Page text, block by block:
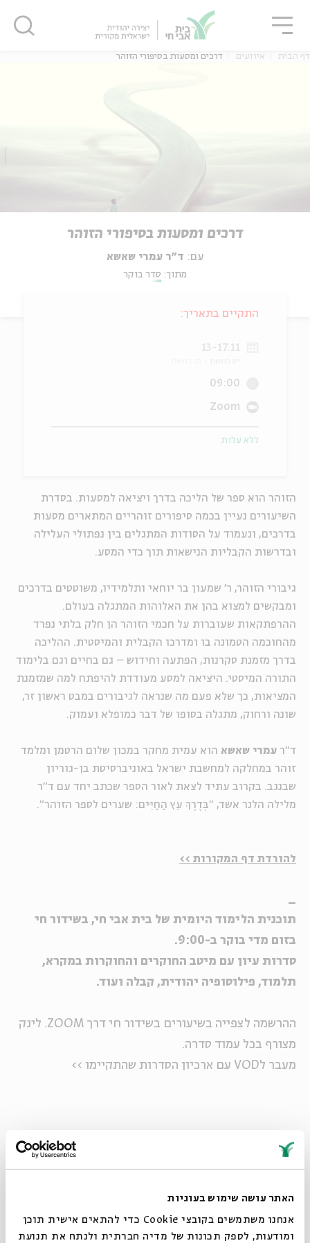
האתר עושה שימוש בעוגיות
אנחנו משתמשים בקובצי Cookie כדי להתאים אישית תוכן
ומודעות, לספק תכונות של מדיה חברתית ולנתח את תנועת
דף הבית אירועים דרכים ומסעות בסיפורי הזוהר
דרכים ומסעות בסיפורי הזוהר
עם: ד"ר עמרי שאשא
מתוך: סדר בוקר
הזוהר הוא ספר של הליכה בדרך ויציאה למסעות. בסדרת
השיעורים נעיין בכמה סיפורים זוהריים המתארים מסעות
בדרכים, ונעמוד על הסודות המתגלים בין נפתולי העלילה
ובדרשות הקבליות הנישאות תוך כדי המסע.
גיבורי הזוהר, ר' שמעון בר יוחאי ותלמידיו, משוטטים בדרכים
ומבקשים למצוא בהן את האלוהות המתגלה בעולם.
ההרפתקאות שעוברות על חכמי הזוהר הן חלק בלתי נפרד
מהחוכמה הטמונה בו ומדרכו הקבלית והמיסטית. ההליכה
בדרך מזמנת סקרנות, הפתעה וחידוש – גם בחיים וגם בלימוד
התורה המיסטי. היציאה למסע מעודדת להיפתח למה שמזמנת
המציאות, כך שלא פעם מה שנראה לגיבורים במבט ראשון זר,
שונה ורחוק, מתגלה בסופו של דבר כמופלא ועמוק.
ד"ר עמרי שאשא הוא עמית מחקר במכון שלום הרטמן ומלמד
זוהר במחלקה למחשבת ישראל באוניברסיטת בן-גוריון
שבנגב. בקרוב עתיד לצאת לאור הספר שכתב יחד עם ד"ר
מלילה הלנר אשד, "בְּדֶרֶךְ עֵץ הַחַיִּים: שערים לספר הזוהר".
להורדת דף המקורות >>
_
תוכנית הלימוד היומית של בית אבי חי, בשידור חי
בזום מדי בוקר ב-9:00.
סדרות עיון עם מיטב החוקרים והחוקרות במקרא,
תלמוד, פילוסופיה יהודית, קבלה ועוד.
ההרשמה לצפייה בשיעורים בשידור חי דרך ZOOM. לינק
מצורף בכל עמוד סדרה.
מעבר לVOD עם ארכיון הסדרות שהתקיימו >>
סדרה של מפגשים
התקיים בתאריך:
13-17.11
09:00
Zoom
ללא עלות
סגור